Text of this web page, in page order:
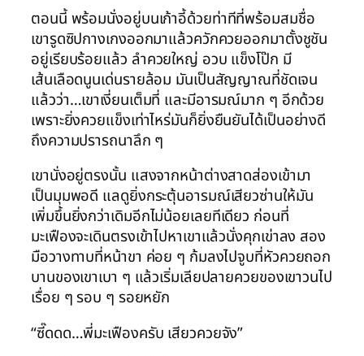
ตอนนี้ พร้อมนั่งอยู่บนเก้าอี้ด้วยท่าทีที่พร้อมสมชื่อ
เขารูดซิปกางเกงออกมาแล้วควักควยออกมาตั้งชูชัน
อยู่เรียบร้อยแล้ว ลำควยใหญ่ อวบ แข็งโป๊ก มี
เส้นเลือดนูนเด่นรายล้อม มันเป็นสัญญาณที่ชัดเจน
แล้วว่า…เขาเงี่ยนเต็มที่ และมีอารมณ์มาก ๆ อีกด้วย
เพราะยิ่งควยแข็งเท่าไหร่มันก็ยิ่งยืนยันได้เป็นอย่างดี
ถึงความปรารถนาลึก ๆ
เขานั่งอยู่ตรงนั้น แสงจากหน้าต่างสาดส่องเข้ามา
เป็นมุมพอดี แลดูยิ่งกระตุ้นอารมณ์เสียวซ่านให้มัน
เพิ่มขึ้นยิ่งกว่าเดิมอีกไม่น้อยเลยทีเดียว ก่อนที่
มะเฟืองจะเดินตรงเข้าไปหาเขาแล้วนั่งคุกเข่าลง สอง
มือวางทาบที่หน้าขา ค่อย ๆ ก้มลงไปจูบที่หัวควยถอก
บานของเขาเบา ๆ แล้วเริ่มเลียปลายควยของเขาวนไป
เรื่อย ๆ รอบ ๆ รอยหยัก
“ซี๊ดดด…พี่มะเฟืองครับ เสียวควยจัง”